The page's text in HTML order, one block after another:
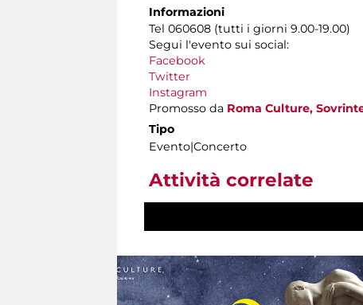
Informazioni
Tel 060608 (tutti i giorni 9.00-19.00)
Segui l'evento sui social:
Facebook
Twitter
Instagram
Promosso da Roma Culture,
Tipo
Evento|Concerto
Attività correlate